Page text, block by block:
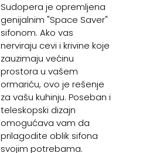
Sudopera je opremljena
genijalnim "Space Saver"
sifonom. Ako vas
nerviraju cevi i krivine koje
zauzimaju većinu
prostora u vašem
ormariću, ovo je rešenje
za vašu kuhinju. Poseban i
teleskopski dizajn
omogućava vam da
prilagodite oblik sifona
svojim potrebama.